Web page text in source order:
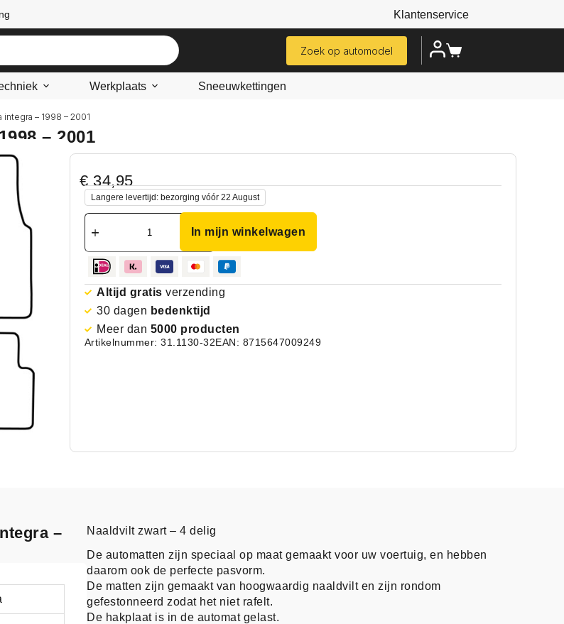
Klantenservice
Zoek op automodel
Werkplaats Sneeuwkettingen
– 1998 – 2001
– 2001
€34,95
Langere levertijd: bezorging vóór 22 August
In mijn winkelwagen
Altijd gratis verzending
30 dagen bedenktijd
Meer dan 5000 producten
Artikelnummer: 31.1130-32EAN: 8715647009249
–
Naaldvilt zwart – 4 delig
De automatten zijn speciaal op maat gemaakt voor uw voertuig, en hebben
daarom ook de perfecte pasvorm.
De matten zijn gemaakt van hoogwaardig naaldvilt en zijn rondom
gefestonneerd zodat het niet rafelt.
De hakplaat is in de automat gelast.